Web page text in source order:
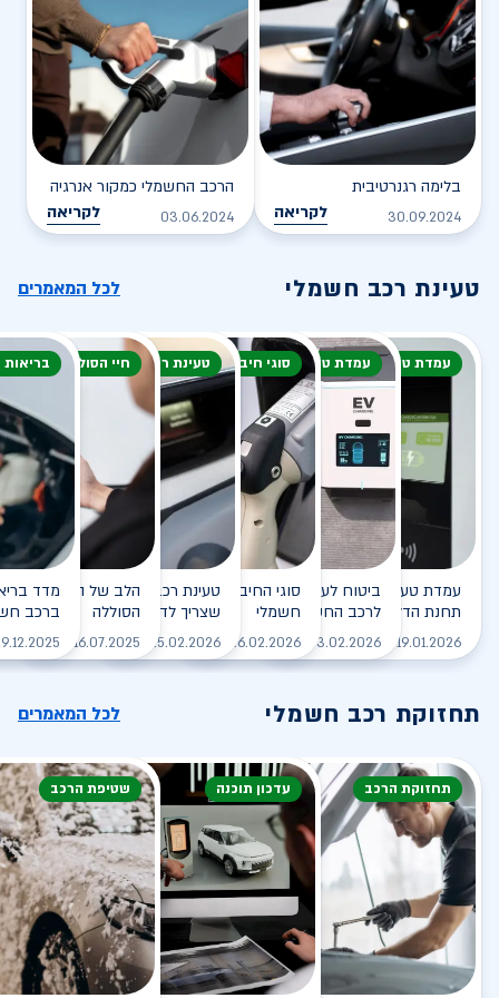
בלימה רגנרטיבית
30.09.2024 לקריאה
הרכב החשמלי כמקור אנרגיה
03.06.2024 לקריאה
טעינת רכב חשמלי לכל המאמרים
עמדת טעינה
עמדת טעינה - הסוף של
תחנת הדלק?
19.01.2026 לקריאה
עמדת טעינה
ביטוח לעמדת טעינה ביתית
לרכב החשמלי
03.02.2026 לקריאה
סוגי חיבור
סוגי החיבורים לטעינת רכב
חשמלי
26.02.2026 לקריאה
טעינת רכב חשמלי
טעינת רכב חשמלי - כל מה
שצריך לדעת
25.02.2026 לקריאה
חיי הסוללה
הלב של הרכב
הסוללה
16.07.2025
ברכב
תחזוקת רכב חשמלי לכל המאמרים
תחזוקת הרכב עדכון תוכנה שטיפת הרכב